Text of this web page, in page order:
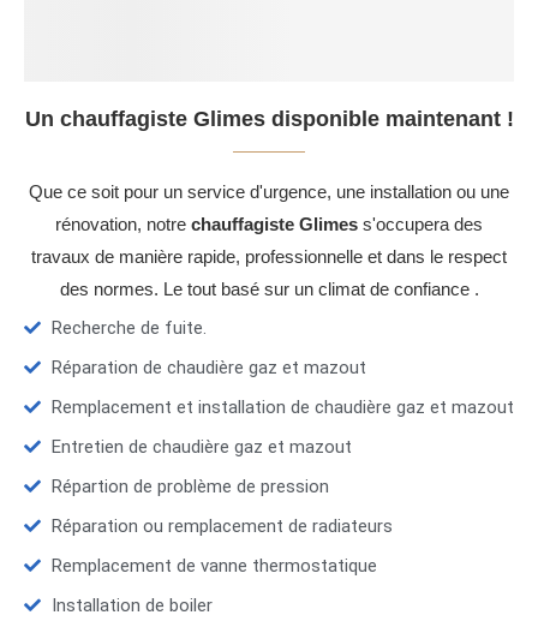
Un chauffagiste Glimes disponible maintenant !
Que ce soit pour un service d'urgence, une installation ou une
rénovation, notre chauffagiste Glimes s'occupera des
travaux de manière rapide, professionnelle et dans le respect
des normes. Le tout basé sur un climat de confiance .
Recherche de fuite.
Réparation de chaudière gaz et mazout
Remplacement et installation de chaudière gaz et mazout
Entretien de chaudière gaz et mazout
Répartion de problème de pression
Réparation ou remplacement de radiateurs
Remplacement de vanne thermostatique
Installation de boiler